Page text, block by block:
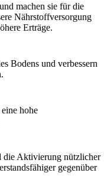
machen sie für die
Nährstoffversorgung
Erträge.
Bodens und verbessern
hohe
die Aktivierung nützlicher
gegenüber